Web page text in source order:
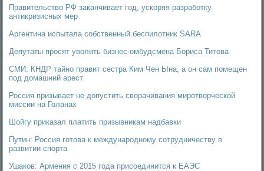
Правительство РФ заканчивает год, ускоряя разработку
антикризисных мер
Аргентина испытала собственный беспилотник SARA
Депутаты просят уволить бизнес-омбудсмена Бориса Титова
СМИ: КНДР тайно правит сестра Ким Чен Ына, а он сам помещен
под домашний арест
Россия призывает не допустить сворачивания миротворческой
миссии на Голанах
Шойгу приказал платить призывникам надбавки
Путин: Россия готова к международному сотрудничеству в
развитии спорта
Ушаков: Армения с 2015 года присоединится к ЕАЭС